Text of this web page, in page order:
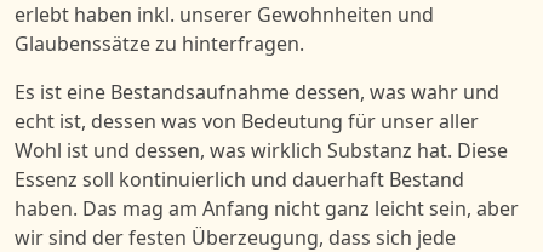
erlebt haben inkl. unserer Gewohnheiten und
Glaubenssätze zu hinterfragen.
Es ist eine Bestandsaufnahme dessen, was wahr und
echt ist, dessen was von Bedeutung für unser aller
Wohl ist und dessen, was wirklich Substanz hat. Diese
Essenz soll kontinuierlich und dauerhaft Bestand
haben. Das mag am Anfang nicht ganz leicht sein, aber
wir sind der festen Überzeugung, dass sich jede